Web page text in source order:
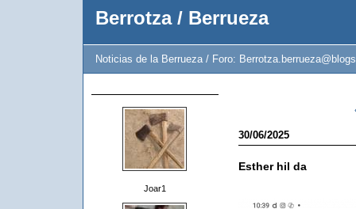
Berrotza / Berrueza
Noticias de la Berrueza / Foro:
Joar1
30/06/2025
Esther hil da